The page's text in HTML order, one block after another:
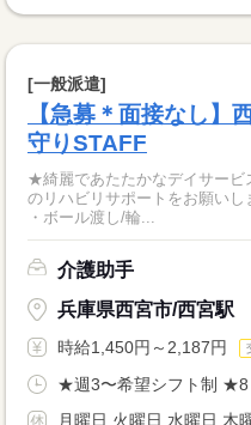
[一般派遣]
【急募＊面接なし】
守りSTAFF
★綺麗であたたかなデイサー
のリハビリサポートをお願いします♪ 具体的には… ・体
・ボール渡し/輪...
介護助手
兵庫県西宮市/西宮駅
時給1,450円～2,187円
★週3〜希望シフト制 ★8
月曜日 火曜日 水曜日 木